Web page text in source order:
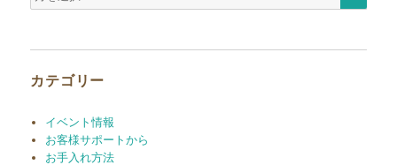
ー
カテゴリー
イベント情報
お客様サポートから
お手入れ方法